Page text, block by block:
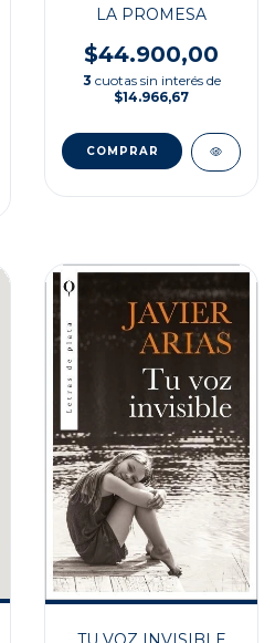
LA PROMESA
$44.900,00
3 cuotas sin interés de
$14.966,67